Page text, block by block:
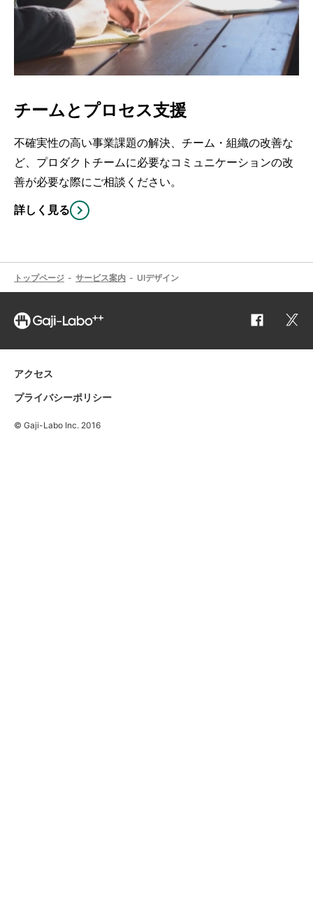
チームとプロセス支援
不確実性の高い事業課題の解決、チーム・組織の改善な
ど、プロダクトチームに必要なコミュニケーションの改
善が必要な際にご相談ください。
詳しく見る
トップページ サービス案内 UIデザイン
アクセス
プライバシーポリシー
©️ Gaji-Labo Inc. 2016